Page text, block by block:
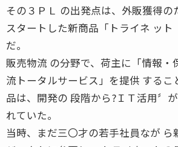
その３ＰＬ の出発点は、外販獲得の
スタートした新商品「トライネ ット
だ。
販売物流 の分野で、荷主に「情報・
流トータルサービス」を提供 するこ
品は、開発の 段階から?ＩＴ活用〞
れていた。
当時、まだ三〇才の若手社員なが ら